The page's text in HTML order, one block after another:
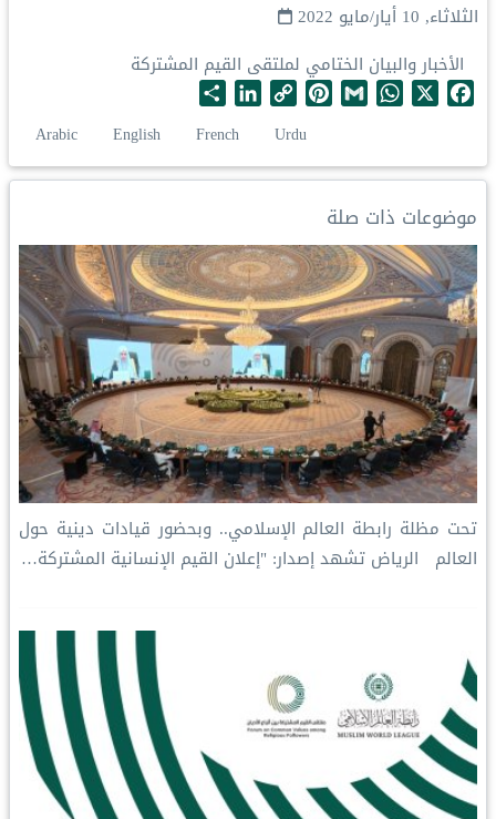
الثلاثاء, 10 أيار/مايو 2022
الأخبار والبيان الختامي لملتقى القيم المشتركة
F
e
o
o
k
X
W
t
A
p
p
G
i
P
n
t
e
s
t
C
y
n
k
L
i
n
k
I
n
h
a
r
Arabic English French Urdu
موضوعات ذات صلة
تحت مظلة رابطة العالم الإسلامي.. وبحضور قيادات دينية حول
العالم الرياض تشهد إصدار: "إعلان القيم الإنسانية المشتركة…